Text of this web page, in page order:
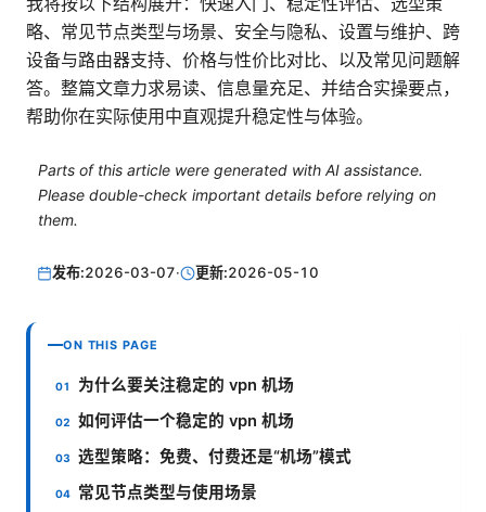
略、常见节点类型与场景、安全与隐私、设置与维护、跨
设备与路由器支持、价格与性价比对比、以及常见问题解
答。整篇文章力求易读、信息量充足、并结合实操要点，
帮助你在实际使用中直观提升稳定性与体验。
Parts of this article were generated with AI assistance.
Please double-check important details before relying on
them.
发布:2026-03-07· 更新:2026-05-10
ON THIS PAGE
为什么要关注稳定的 vpn 机场
如何评估一个稳定的 vpn 机场
选型策略：免费、付费还是“机场”模式
常见节点类型与使用场景